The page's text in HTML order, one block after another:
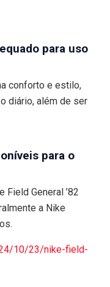
para uso
conforto e estilo,
diário, além de ser
para o
General ’82
a Nike
10/23/nike-field-